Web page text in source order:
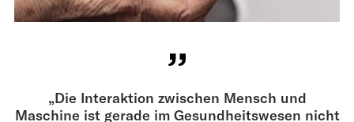
„Die Interaktion zwischen Mensch und
Maschine ist gerade im Gesundheits­wesen nicht